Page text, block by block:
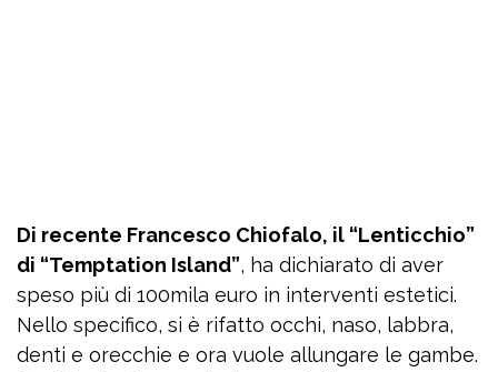
Di recente Francesco Chiofalo, il “Lenticchio”
di “Temptation Island”, ha dichiarato di aver
speso più di 100mila euro in interventi estetici.
Nello specifico, si è rifatto occhi, naso, labbra,
denti e orecchie e ora vuole allungare le gambe.